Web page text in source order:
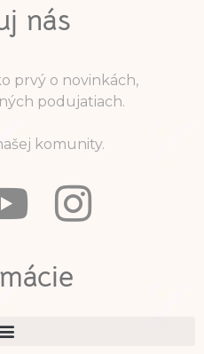
nás
prvý o novinkách,
podujatiach.
komunity.